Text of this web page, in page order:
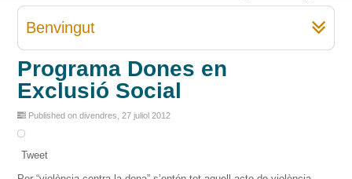
Benvingut
Programa Dones en
Exclusió Social
Published on divendres, 27 juliol 2012
Tweet